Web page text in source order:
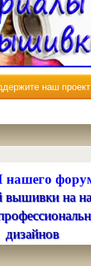
наш проект
нашего
на
дизайнов